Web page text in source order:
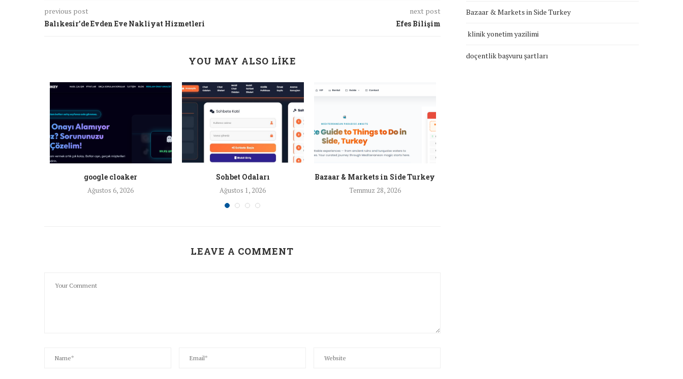
previous post
Balıkesir’de Evden Eve Nakliyat Hizmetleri
next post
Efes Bilişim
YOU MAY ALSO LIKE
google cloaker
Ağustos 6, 2026
Sohbet Odaları
Ağustos 1, 2026
Bazaar & Markets in Side Turkey
Temmuz 28, 2026
LEAVE A COMMENT
Bazaar & Markets in Side Turkey
klinik yonetim yazilimi
doçentlik başvuru şartları